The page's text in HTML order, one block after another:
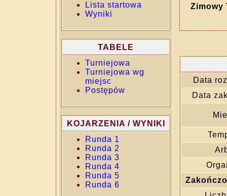
Lista startowa
Wyniki
TABELE
Turniejowa
Turniejowa wg
miejsc
Postępów
KOJARZENIA / WYNIKI
Runda 1
Runda 2
Runda 3
Runda 4
Runda 5
Runda 6
Zimowy
Data
Data